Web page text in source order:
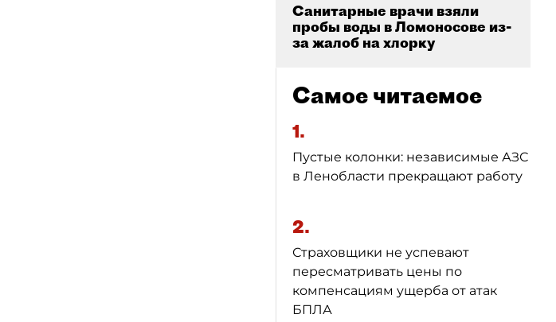
Санитарные врачи взяли
пробы воды в Ломоносове из-
за жалоб на хлорку
Самое читаемое
1.
Пустые колонки: независимые АЗС
в Ленобласти прекращают работу
2.
Страховщики не успевают
пересматривать цены по
компенсациям ущерба от атак
БПЛА